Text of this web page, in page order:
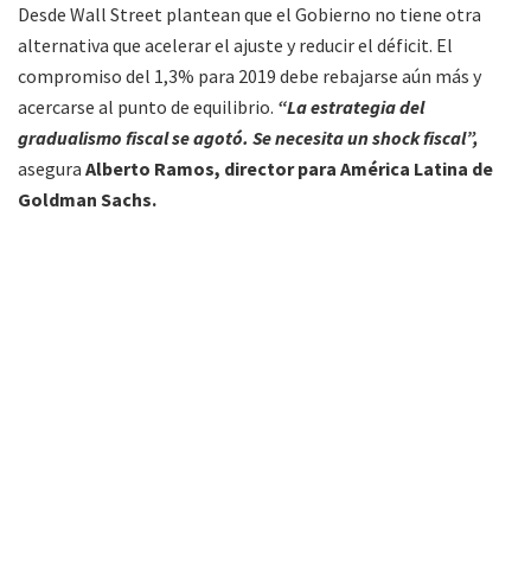
Desde Wall Street plantean que el Gobierno no tiene otra
alternativa que acelerar el ajuste y reducir el déficit. El
compromiso del 1,3% para 2019 debe rebajarse aún más y
acercarse al punto de equilibrio. “La estrategia del
gradualismo fiscal se agotó. Se necesita un shock fiscal”,
asegura Alberto Ramos, director para América Latina de
Goldman Sachs.